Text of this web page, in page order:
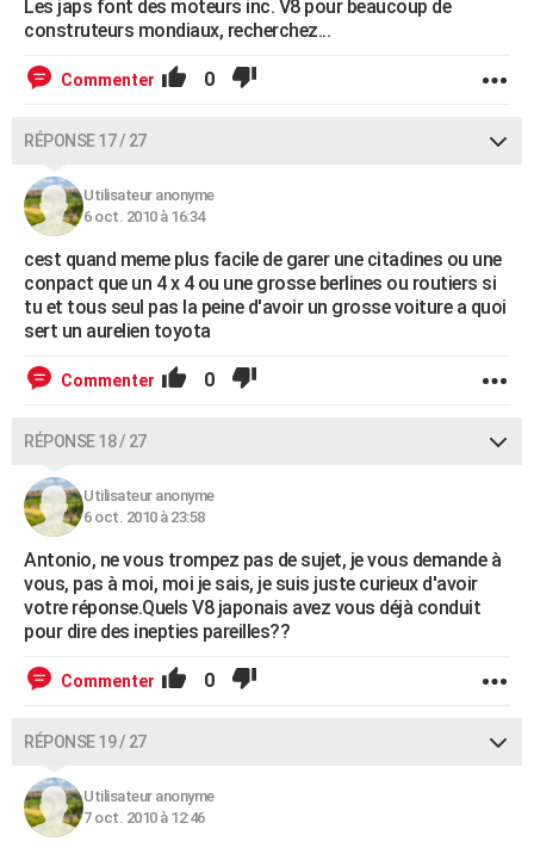
Les japs font des moteurs inc. V8 pour beaucoup de
construteurs mondiaux, recherchez...
Commenter 0
RÉPONSE 17 / 27
Utilisateur anonyme
6 oct. 2010 à 16:34
cest quand meme plus facile de garer une citadines ou une
conpact que un 4 x 4 ou une grosse berlines ou routiers si
tu et tous seul pas la peine d'avoir un grosse voiture a quoi
sert un aurelien toyota
Commenter 0
RÉPONSE 18 / 27
Utilisateur anonyme
6 oct. 2010 à 23:58
Antonio, ne vous trompez pas de sujet, je vous demande à
vous, pas à moi, moi je sais, je suis juste curieux d'avoir
votre réponse.Quels V8 japonais avez vous déjà conduit
pour dire des inepties pareilles??
Commenter 0
RÉPONSE 19 / 27
Utilisateur anonyme
7 oct. 2010 à 12:46